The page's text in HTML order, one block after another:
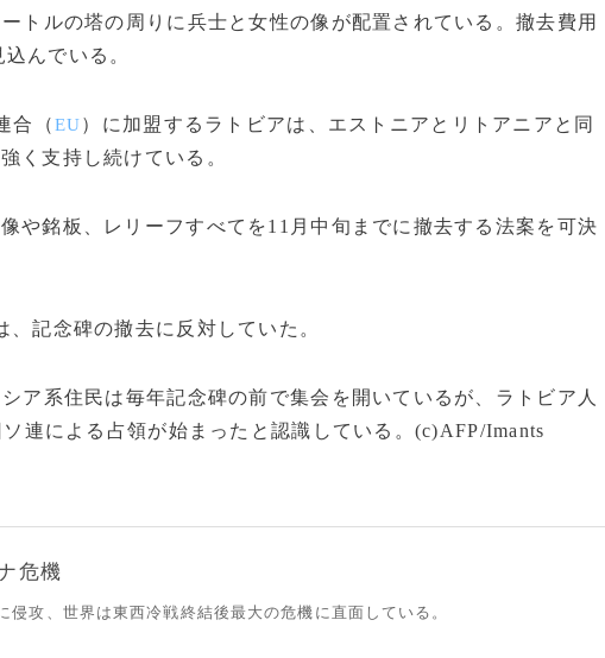
トルの塔の周りに兵士と女性の像が配置されている。撤去費用
んでいる。
合（EU）に加盟するラトビアは、エストニアとリトアニアと同
く支持し続けている。
や銘板、レリーフすべてを11月中旬までに撤去する法案を可決
記念碑の撤去に反対していた。
ア系住民は毎年記念碑の前で集会を開いているが、ラトビア人
連による占領が始まったと認識している。(c)AFP/Imants
危機
侵攻、世界は東西冷戦終結後最大の危機に直面している。